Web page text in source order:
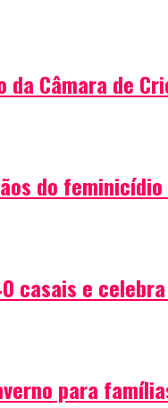
da Câmara de
do feminicídio
casais e
para